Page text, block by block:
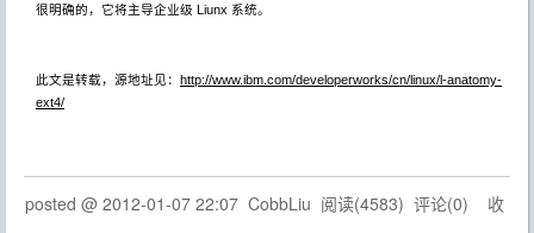
很明确的，它将主导企业级 Liunx 系统。
此文是转载，源地址见： http://www.ibm.com/developerworks/cn/linux/l-anatomy-
ext4/
posted @ 2012-01-07 22:07 CobbLiu 阅读(4583) 评论(0) 收